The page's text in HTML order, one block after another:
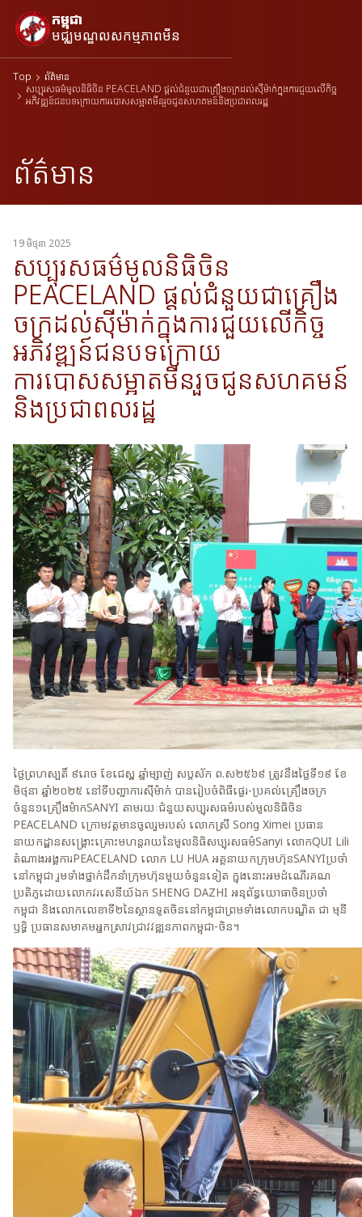
កម្ពុជា
មជ្ឈមណ្ឌលសកម្មភាពមីន
Top
ព័ត៌មាន
សប្បុរសធម៌មូលនិធិចិន PEACELAND ផ្តល់ជំនួយជាគ្រឿងចក្រដល់ស៊ីម៉ាក់ក្នុងការជួយលើកិច្ច
អភិវឌ្ឍន៍ជនបទក្រោយការបោសសម្អាតមីនរួចជូនសហគមន៍និងប្រជាពលរដ្ឋ
ព័ត៌មាន
19 មិថុនា 2025
សប្បុរសធម៌មូលនិធិចិន
PEACELAND ផ្តល់ជំនួយជាគ្រឿង
ចក្រដល់ស៊ីម៉ាក់ក្នុងការជួយលើកិច្ច
អភិវឌ្ឍន៍ជនបទក្រោយ
ការបោសសម្អាតមីនរួចជូនសហគមន៍
និងប្រជាពលរដ្ឋ
ថ្ងៃព្រហស្បតិ៍ ៩រោច ខែជេស្ឋ ឆ្នាំម្សាញ់ សប្តស័ក ព.ស២៥៦៩ ត្រូវនឹងថ្ងៃទី១៩ ខែ
មិថុនា ឆ្នាំ២០២៥ នៅទីបញ្ជាការស៊ីម៉ាក់ បានរៀបចំពិធីផ្ទេរ-ប្រគល់គ្រឿងចក្រ
ចំនួន១គ្រឿងម៉ាកSANYI តាមរយៈជំនួយសប្បុរសធម៌របស់មូលនិធិចិន
PEACELAND ក្រោមវត្តមានចូលរួមរបស់ លោកស្រី Song Ximei ប្រធាន
នាយកដ្ឋានសង្គ្រោះគ្រោះមហន្តរាយនៃមូលនិធិសប្បុរសធម៌Sanyi​ លោកQUI Lili
តំណាងអង្គការPEACELAND លោក LU HUA អគ្គនាយកក្រុមហ៊ុនSANYIប្រចាំ
នៅកម្ពុជា​ រួមទាំងថ្នាក់ដឹកនាំក្រុមហ៊ុនមួយចំនួនទៀត​ ក្នុងនោះអមដំណេីរគណ
ប្រតិភូដោយលោកវរសេនីយ៍ឯក​ SHENG DAZHI អនុព័ន្ធយោធាចិនប្រចាំ
កម្ពុជា និងលោកលេខាទី២នៃស្ថានទូតចិននៅកម្ពុជា​ព្រមទាំងលោកបណ្ឌិត ជា មុនី
ឫទ្ធិ ប្រធានសមាគមអ្នកស្រាវជ្រាវវឌ្ឍនភាពកម្ពុជា-ចិន។